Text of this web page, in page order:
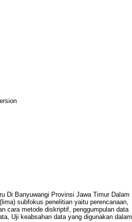
Di Banyuwangi Provinsi Jawa Timur Dalam
subfokus penelitian yaitu perencanaan,
cara metode diskriptif, penggumpulan data
Uji keabsahan data yang digunakan dalam